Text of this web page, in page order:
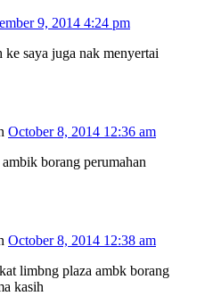
9, 2014 4:24 pm
ke saya juga nak menyertai
October 8, 2014 12:36 am
borang perumahan
October 8, 2014 12:38 am
limbng plaza ambk borang
kasih